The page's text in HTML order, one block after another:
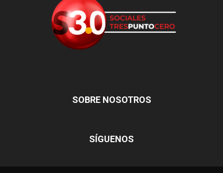
SOBRE NOSOTROS
SÍGUENOS